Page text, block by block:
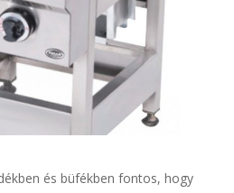
és büfékben fontos, hogy